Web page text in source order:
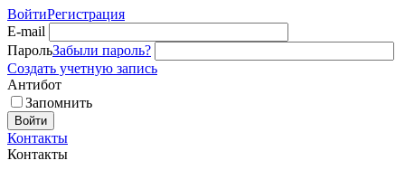
ВойтиРегистрация
E-mail
ПарольЗабыли пароль?
Создать учетную запись
Антибот
Запомнить
Войти
Контакты
Контакты